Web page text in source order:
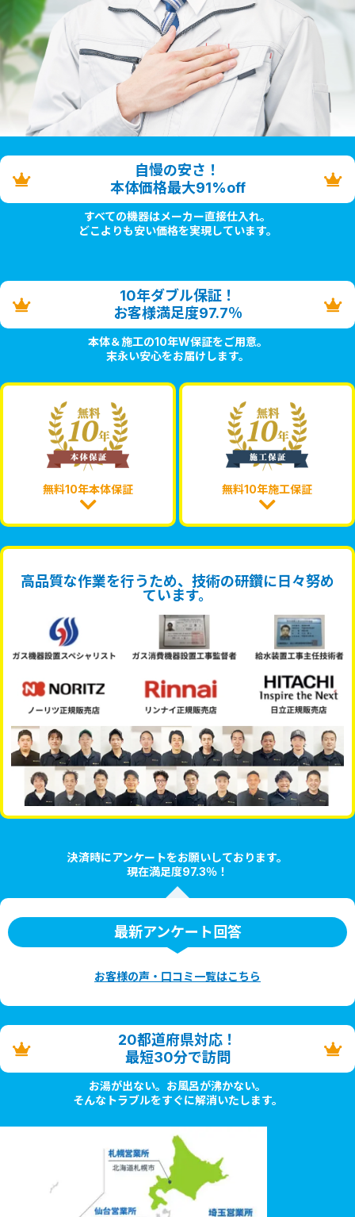
自慢の安さ！
本体価格最大91%off
すべての機器はメーカー直接仕入れ。
どこよりも安い価格を実現しています。
10年ダブル保証！
お客様満足度97.7％
本体＆施工の10年W保証をご用意。
末永い安心をお届けします。
無料10年本体保証 無料10年施工保証
高品質な作業を行うため、技術の研鑽に日々努め
ています。
決済時にアンケートをお願いしております。
現在満足度97.3％！
最新アンケート回答
お客様の声・口コミ一覧はこちら
20都道府県対応！
最短30分で訪問
お湯が出ない。お風呂が沸かない。
そんなトラブルをすぐに解消いたします。